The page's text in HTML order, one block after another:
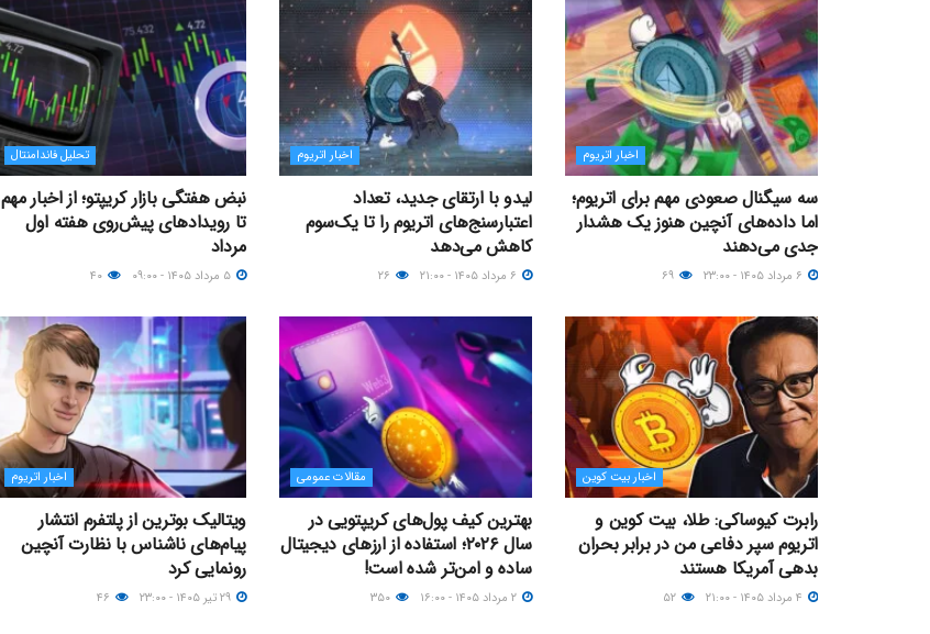
اخبار اتریوم
سه سیگنال صعودی مهم برای اتریوم؛
اما داده‌های آنچین هنوز یک هشدار
جدی می‌دهند
اخبار اتریوم
لیدو با ارتقای جدید، تعداد
اعتبارسنج‌های اتریوم را تا یک‌سوم
کاهش می‌دهد
تحلیل فاندامنتال
نبض هفتگی بازار کریپتو؛ از اخبار مهم
تا رویدادهای پیش‌روی هفته اول
مرداد
اخبار بیت کوین
رابرت کیوساکی: طلا، بیت کوین و
اتریوم سپر دفاعی من در برابر بحران
بدهی آمریکا هستند
مقالات عمومی
بهترین کیف پول‌های کریپتویی در
سال ۲۰۲۶؛ استفاده از ارزهای دیجیتال
ساده و امن‌تر شده است!
اخبار اتریوم
ویتالیک بوترین از پلتفرم انتشار
پیام‌های ناشناس با نظارت آنچین
رونمایی کرد